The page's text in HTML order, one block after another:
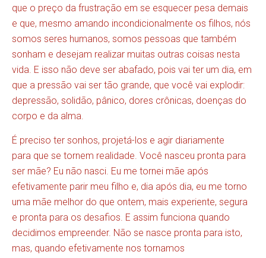
que o preço da frustração em se esquecer pesa demais
e que, mesmo amando incondicionalmente os filhos, nós
somos seres humanos, somos pessoas que também
sonham e desejam realizar muitas outras coisas nesta
vida. E isso não deve ser abafado, pois vai ter um dia, em
que a pressão vai ser tão grande, que você vai explodir:
depressão, solidão, pânico, dores crônicas, doenças do
corpo e da alma.
É preciso ter sonhos, projetá-los e agir diariamente
para que se tornem realidade. Você nasceu pronta para
ser mãe? Eu não nasci. Eu me tornei mãe após
efetivamente parir meu filho e, dia após dia, eu me torno
uma mãe melhor do que ontem, mais experiente, segura
e pronta para os desafios. E assim funciona quando
decidimos empreender. Não se nasce pronta para isto,
mas, quando efetivamente nos tornamos